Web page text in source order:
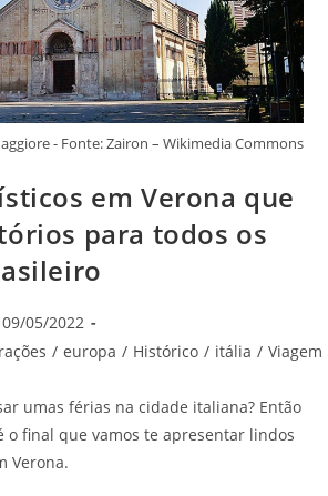
- Fonte: Zairon – Wikimedia Commons
em Verona que
para todos os
09/05/2022
/ europa / Histórico / itália / Viagem
umas férias na cidade italiana? Então
o final que vamos te apresentar lindos
Verona.